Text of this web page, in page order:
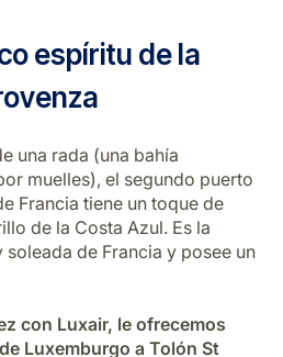
espíritu de la
una rada (una bahía
muelles), el segundo puerto
Francia tiene un toque de
de la Costa Azul. Es la
de Francia y posee un
con Luxair, le ofrecemos
Luxemburgo a Tolón St